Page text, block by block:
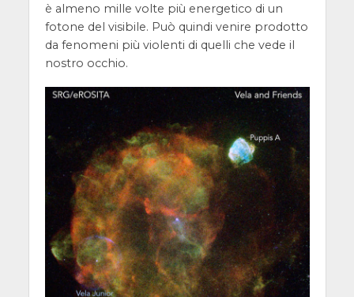
è almeno mille volte più energetico di un
fotone del visibile. Può quindi venire prodotto
da fenomeni più violenti di quelli che vede il
nostro occhio.